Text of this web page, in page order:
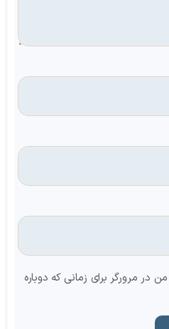
در مرورگر برای زمانی که دوباره